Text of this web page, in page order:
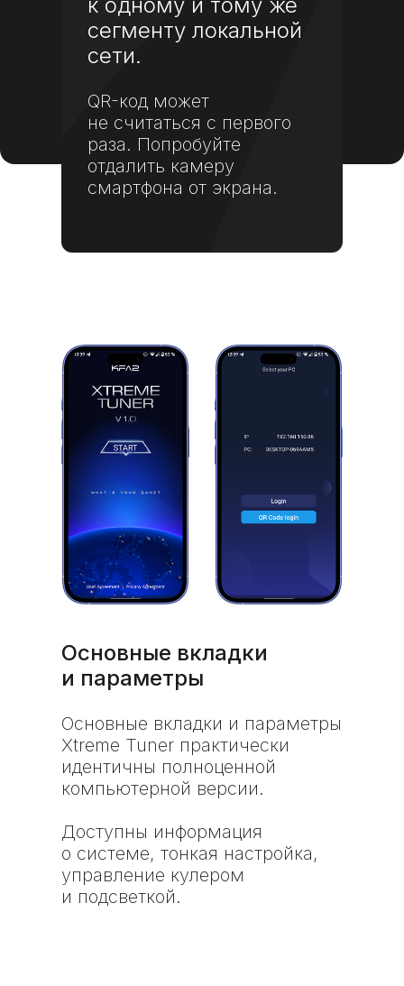
сегменту локальной
сети.
QR-код может
не считаться с первого
раза. Попробуйте
отдалить камеру
смартфона от экрана.
Основные вкладки
и параметры
Основные вкладки и параметры
Xtreme Tuner практически
идентичны полноценной
компьютерной версии.
Доступны информация
о системе, тонкая настройка,
управление кулером
и подсветкой.